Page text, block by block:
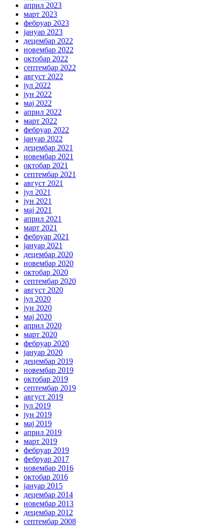
април 2023
март 2023
фебруар 2023
јануар 2023
децембар 2022
новембар 2022
октобар 2022
септембар 2022
август 2022
јул 2022
јун 2022
мај 2022
април 2022
март 2022
фебруар 2022
јануар 2022
децембар 2021
новембар 2021
октобар 2021
септембар 2021
август 2021
јул 2021
јун 2021
мај 2021
април 2021
март 2021
фебруар 2021
јануар 2021
децембар 2020
новембар 2020
октобар 2020
септембар 2020
август 2020
јул 2020
јун 2020
мај 2020
април 2020
март 2020
фебруар 2020
јануар 2020
децембар 2019
новембар 2019
октобар 2019
септембар 2019
август 2019
јул 2019
јун 2019
мај 2019
април 2019
март 2019
фебруар 2019
фебруар 2017
новембар 2016
октобар 2016
јануар 2015
децембар 2014
новембар 2013
децембар 2012
септембар 2008